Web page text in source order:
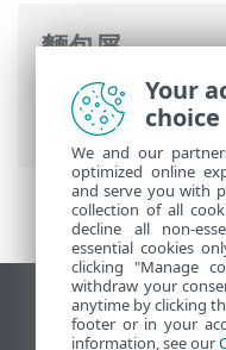
麵包屑
ESET 線上說明>
ESET PROTECT 虛
檢視桌面網站
Your
choice
We and our
optimized online
and serve you with
collection of all
decline all non-
essential cookies
clicking "Manage
withdraw your
anytime by clicking
footer or in your
information, see our